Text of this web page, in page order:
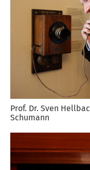
Prof. Dr. Sven
Schumann
großen
Bild